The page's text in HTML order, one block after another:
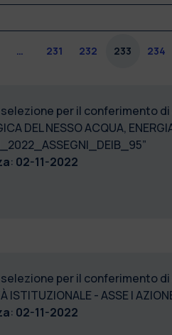
… 231 232 233 234
per il conferimento
DEL NESSO ACQUA,
: 02-11-2022
per il conferimento di
ISTITUZIONALE - ASSE I
: 02-11-2022